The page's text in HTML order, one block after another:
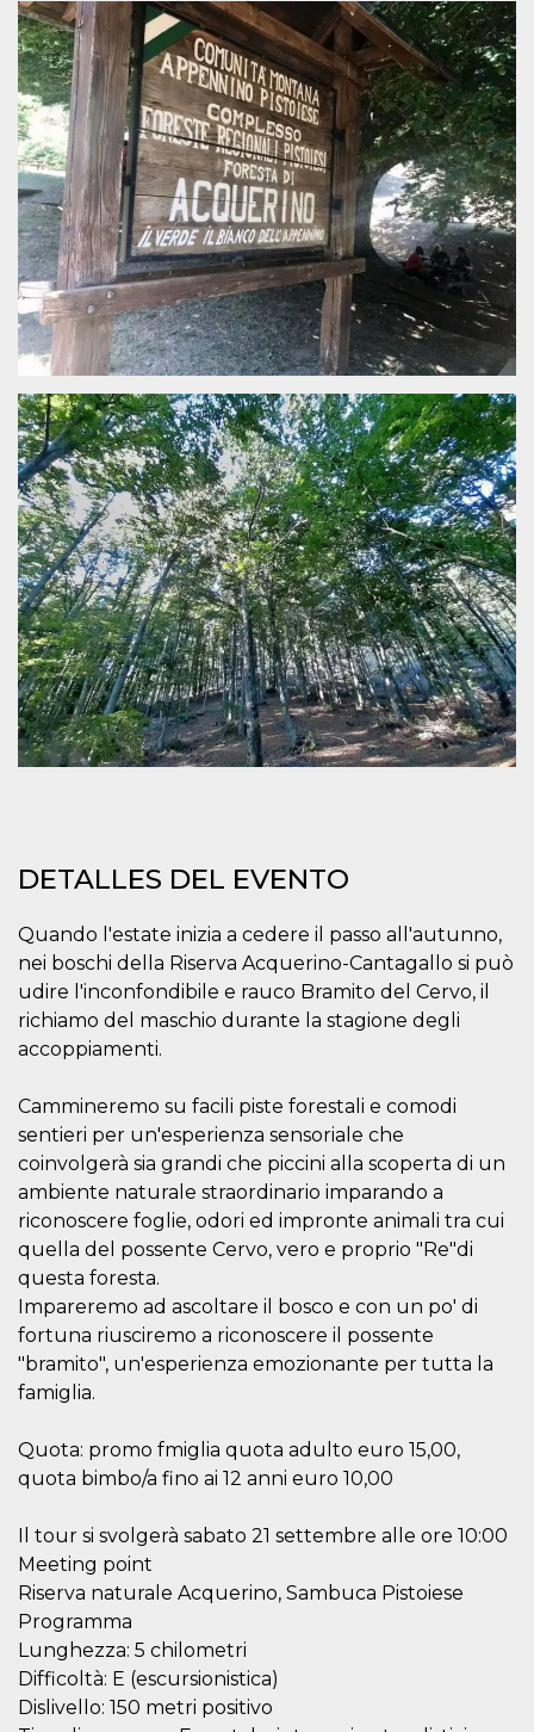
DETALLES DEL EVENTO
Quando l'estate inizia a cedere il passo all'autunno,
nei boschi della Riserva Acquerino-Cantagallo si può
udire l'inconfondibile e rauco Bramito del Cervo, il
richiamo del maschio durante la stagione degli
accoppiamenti.
Cammineremo su facili piste forestali e comodi
sentieri per un'esperienza sensoriale che
coinvolgerà sia grandi che piccini alla scoperta di un
ambiente naturale straordinario imparando a
riconoscere foglie, odori ed impronte animali tra cui
quella del possente Cervo, vero e proprio "Re"di
questa foresta.
Impareremo ad ascoltare il bosco e con un po' di
fortuna riusciremo a riconoscere il possente
"bramito", un'esperienza emozionante per tutta la
famiglia.
Quota: promo fmiglia quota adulto euro 15,00,
quota bimbo/a fino ai 12 anni euro 10,00
Il tour si svolgerà sabato 21 settembre alle ore 10:00
Meeting point
Riserva naturale Acquerino, Sambuca Pistoiese
Programma
Lunghezza: 5 chilometri
Difficoltà: E (escursionistica)
Dislivello: 150 metri positivo
seguridad
basada en la
dirección IP del
visitante. Es
esencial para
apoyar las
funciones de
seguridad de un
sitio web y
proporcionar
protección
contra visitantes
maliciosos.
wordpress_test_cookie
Automattic
Inc.
.oooh.events
Sesión
Se utiliza en
sitios creados
con Wordpress.
Comprueba si el
navegador tiene
habilitadas las
cookies
PHPSESSID
PHP.net
oooh.events
Sesión
Cookie
generada por
aplicaciones
basadas en el
lenguaje PHP.
Este es un
identificador de
propósito
general que se
utiliza para
mantener las
variables de
sesión del
usuario.
Normalmente es
un número
generado al
azar, la forma en
que se usa
puede ser
específico del
sitio, pero un
buen ejemplo es
mantener un
m
Stripe
m.stripe.com
1 año 1 mes
rendimiento y la
optimización de
los servicios de
procesamiento
de pagos,
facilitando el
almacenamiento
las páginas se
carguen más
CookieScriptConsent
CookieScript
oooh.events
4 semanas 2
días
El servicio
Cookie-
Script.com
utiliza esta
recordar las
de cookies de
los visitantes. Es
necesario que el
banner de
cookies de
Declaración de almacenamiento
Nombre
almacenamiento
Descripción
fbssls_314278995690155
de sesión
wpEmojiSettingsSupports
cn_uc__
Almacenamiento
local